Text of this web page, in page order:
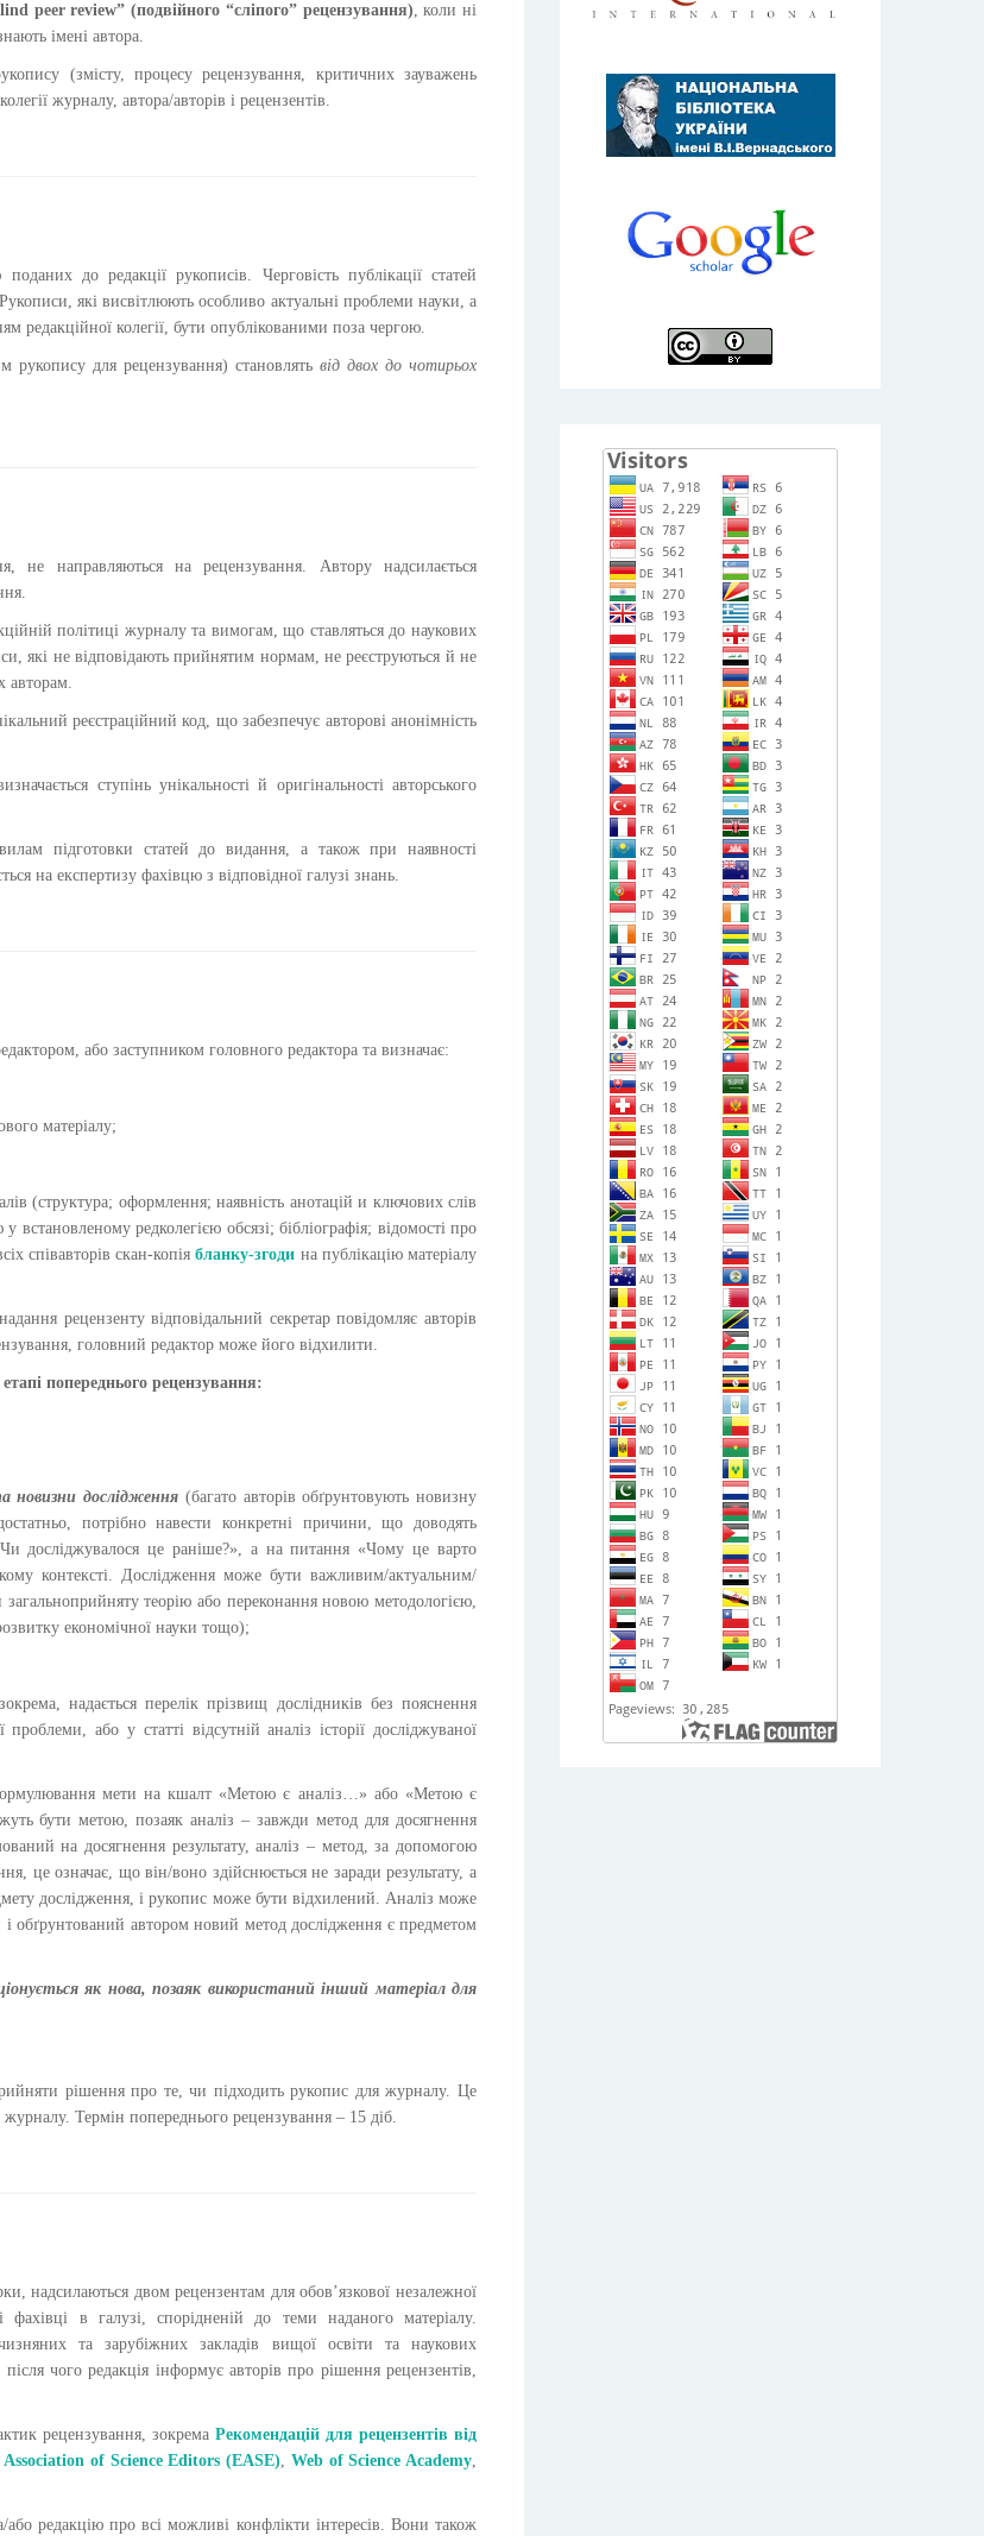
peer review” (подвійного “сліпого” рецензування), коли ні
імені автора.
(змісту, процесу рецензування, критичних зауважень
журналу, автора/авторів і рецензентів.
до редакції рукописів. Черговість публікації статей
які висвітлюють особливо актуальні проблеми науки, а
колегії, бути опублікованими поза чергою.
для рецензування) становлять від двох до чотирьох
не направляються на рецензування. Автору надсилається
політиці журналу та вимогам, що ставляться до наукових
які не відповідають прийнятим нормам, не реєструються й не
авторам.
реєстраційний код, що забезпечує авторові анонімність
ступінь унікальності й оригінальності авторського
підготовки статей до видання, а також при наявності
на експертизу фахівцю з відповідної галузі знань.
або заступником головного редактора та визначає:
матеріалу;
(структура; оформлення; наявність анотацій и ключових слів
редколегією обсязі; бібліографія; відомості про
співавторів скан-копіябланку-згоди на публікацію матеріалу
рецензенту відповідальний секретар повідомляє авторів
головний редактор може його відхилити.
попереднього рецензування:
новизни дослідження (багато авторів обґрунтовують новизну
потрібно навести конкретні причини, що доводять
досліджувалося це раніше?», а на питання «Чому це варто
контексті. Дослідження може бути важливим/актуальним/
теорію або переконання новою методологією,
економічної науки тощо);
надається перелік прізвищ дослідників без пояснення
або у статті відсутній аналіз історії досліджуваної
мети на кшалт «Метою є аналіз…» або «Метою є
бути метою, позаяк аналіз – завжди метод для досягнення
на досягнення результату, аналіз – метод, за допомогою
це означає, що він/воно здійснюється не заради результату, а
дослідження, і рукопис може бути відхилений. Аналіз може
обґрунтований автором новий метод дослідження є предметом
як нова, позаяк використаний інший матеріал для
рішення про те, чи підходить рукопис для журналу. Це
Термін попереднього рецензування – 15 діб.
надсилаються двом рецензентам для обов’язкової незалежної
в галузі, спорідненій до теми наданого матеріалу.
та зарубіжних закладів вищої освіти та наукових
після чого редакція інформує авторів про рішення рецензентів,
рецензування, зокрема Рекомендацій для рецензентів від
of Science Editors (EASE), Web of Science Academy,
редакцію про всі можливі конфлікти інтересів. Вони також